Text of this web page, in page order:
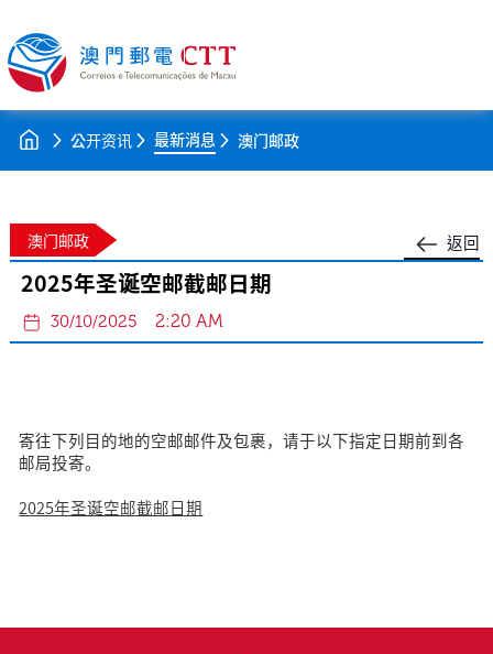
公开资讯 最新消息 澳门邮政
返回
澳门邮政
2025年圣诞空邮截邮日期
30/10/2025 2:20 AM
寄往下列目的地的空邮邮件及包裹，请于以下指定日期前到各
邮局投寄。
2025年圣诞空邮截邮日期